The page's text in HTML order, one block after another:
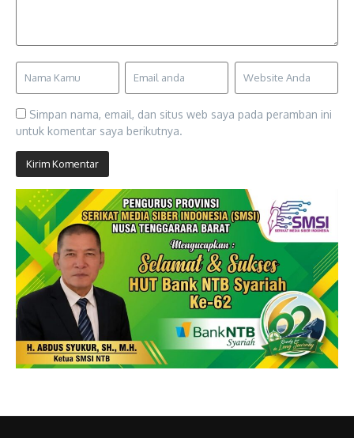
Simpan nama, email, dan situs web saya pada peramban ini
untuk komentar saya berikutnya.